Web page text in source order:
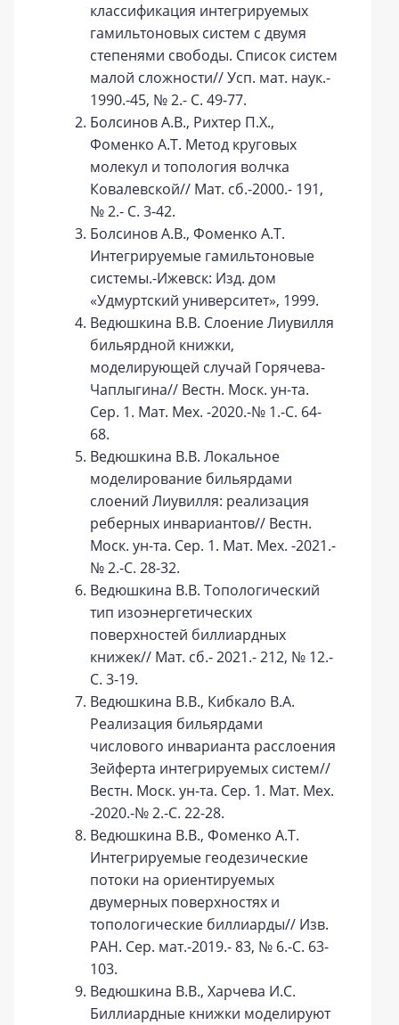
классификация интегрируемых
гамильтоновых систем с двумя
степенями свободы. Список систем
малой сложности// Усп. мат. наук.-
1990.-45, № 2.- С. 49-77.
Болсинов А.В., Рихтер П.Х.,
Фоменко А.Т. Метод круговых
молекул и топология волчка
Ковалевской// Мат. сб.-2000.- 191,
№ 2.- С. 3-42.
Болсинов А.В., Фоменко А.Т.
Интегрируемые гамильтоновые
системы.-Ижевск: Изд. дом
«Удмуртский университет», 1999.
Ведюшкина В.В. Слоение Лиувилля
бильярдной книжки,
моделирующей случай Горячева-
Чаплыгина// Вестн. Моск. ун-та.
Сер. 1. Мат. Мех. -2020.-№ 1.-С. 64-
68.
Ведюшкина В.В. Локальное
моделирование бильярдами
слоений Лиувилля: реализация
реберных инвариантов// Вестн.
Моск. ун-та. Сер. 1. Мат. Мех. -2021.-
№ 2.-С. 28-32.
Ведюшкина В.В. Топологический
тип изоэнергетических
поверхностей биллиардных
книжек// Мат. сб.- 2021.- 212, № 12.-
С. 3-19.
Ведюшкина В.В., Кибкало В.А.
Реализация бильярдами
числового инварианта расслоения
Зейферта интегрируемых систем//
Вестн. Моск. ун-та. Сер. 1. Мат. Мех.
-2020.-№ 2.-С. 22-28.
Ведюшкина В.В., Фоменко А.Т.
Интегрируемые геодезические
потоки на ориентируемых
двумерных поверхностях и
топологические биллиарды// Изв.
РАН. Сер. мат.-2019.- 83, № 6.-С. 63-
103.
Ведюшкина В.В., Харчева И.С.
Биллиардные книжки моделируют